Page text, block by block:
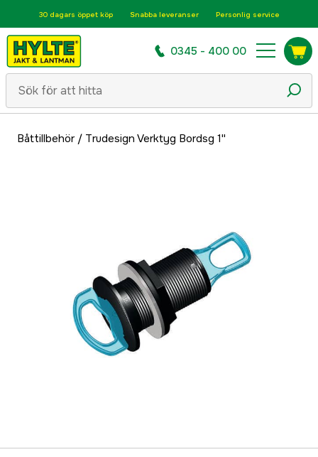
30 dagars öppet köp Snabba leveranser Personlig service
0345 - 400 00
Båttillbehör/ Trudesign Verktyg Bordsg 1''